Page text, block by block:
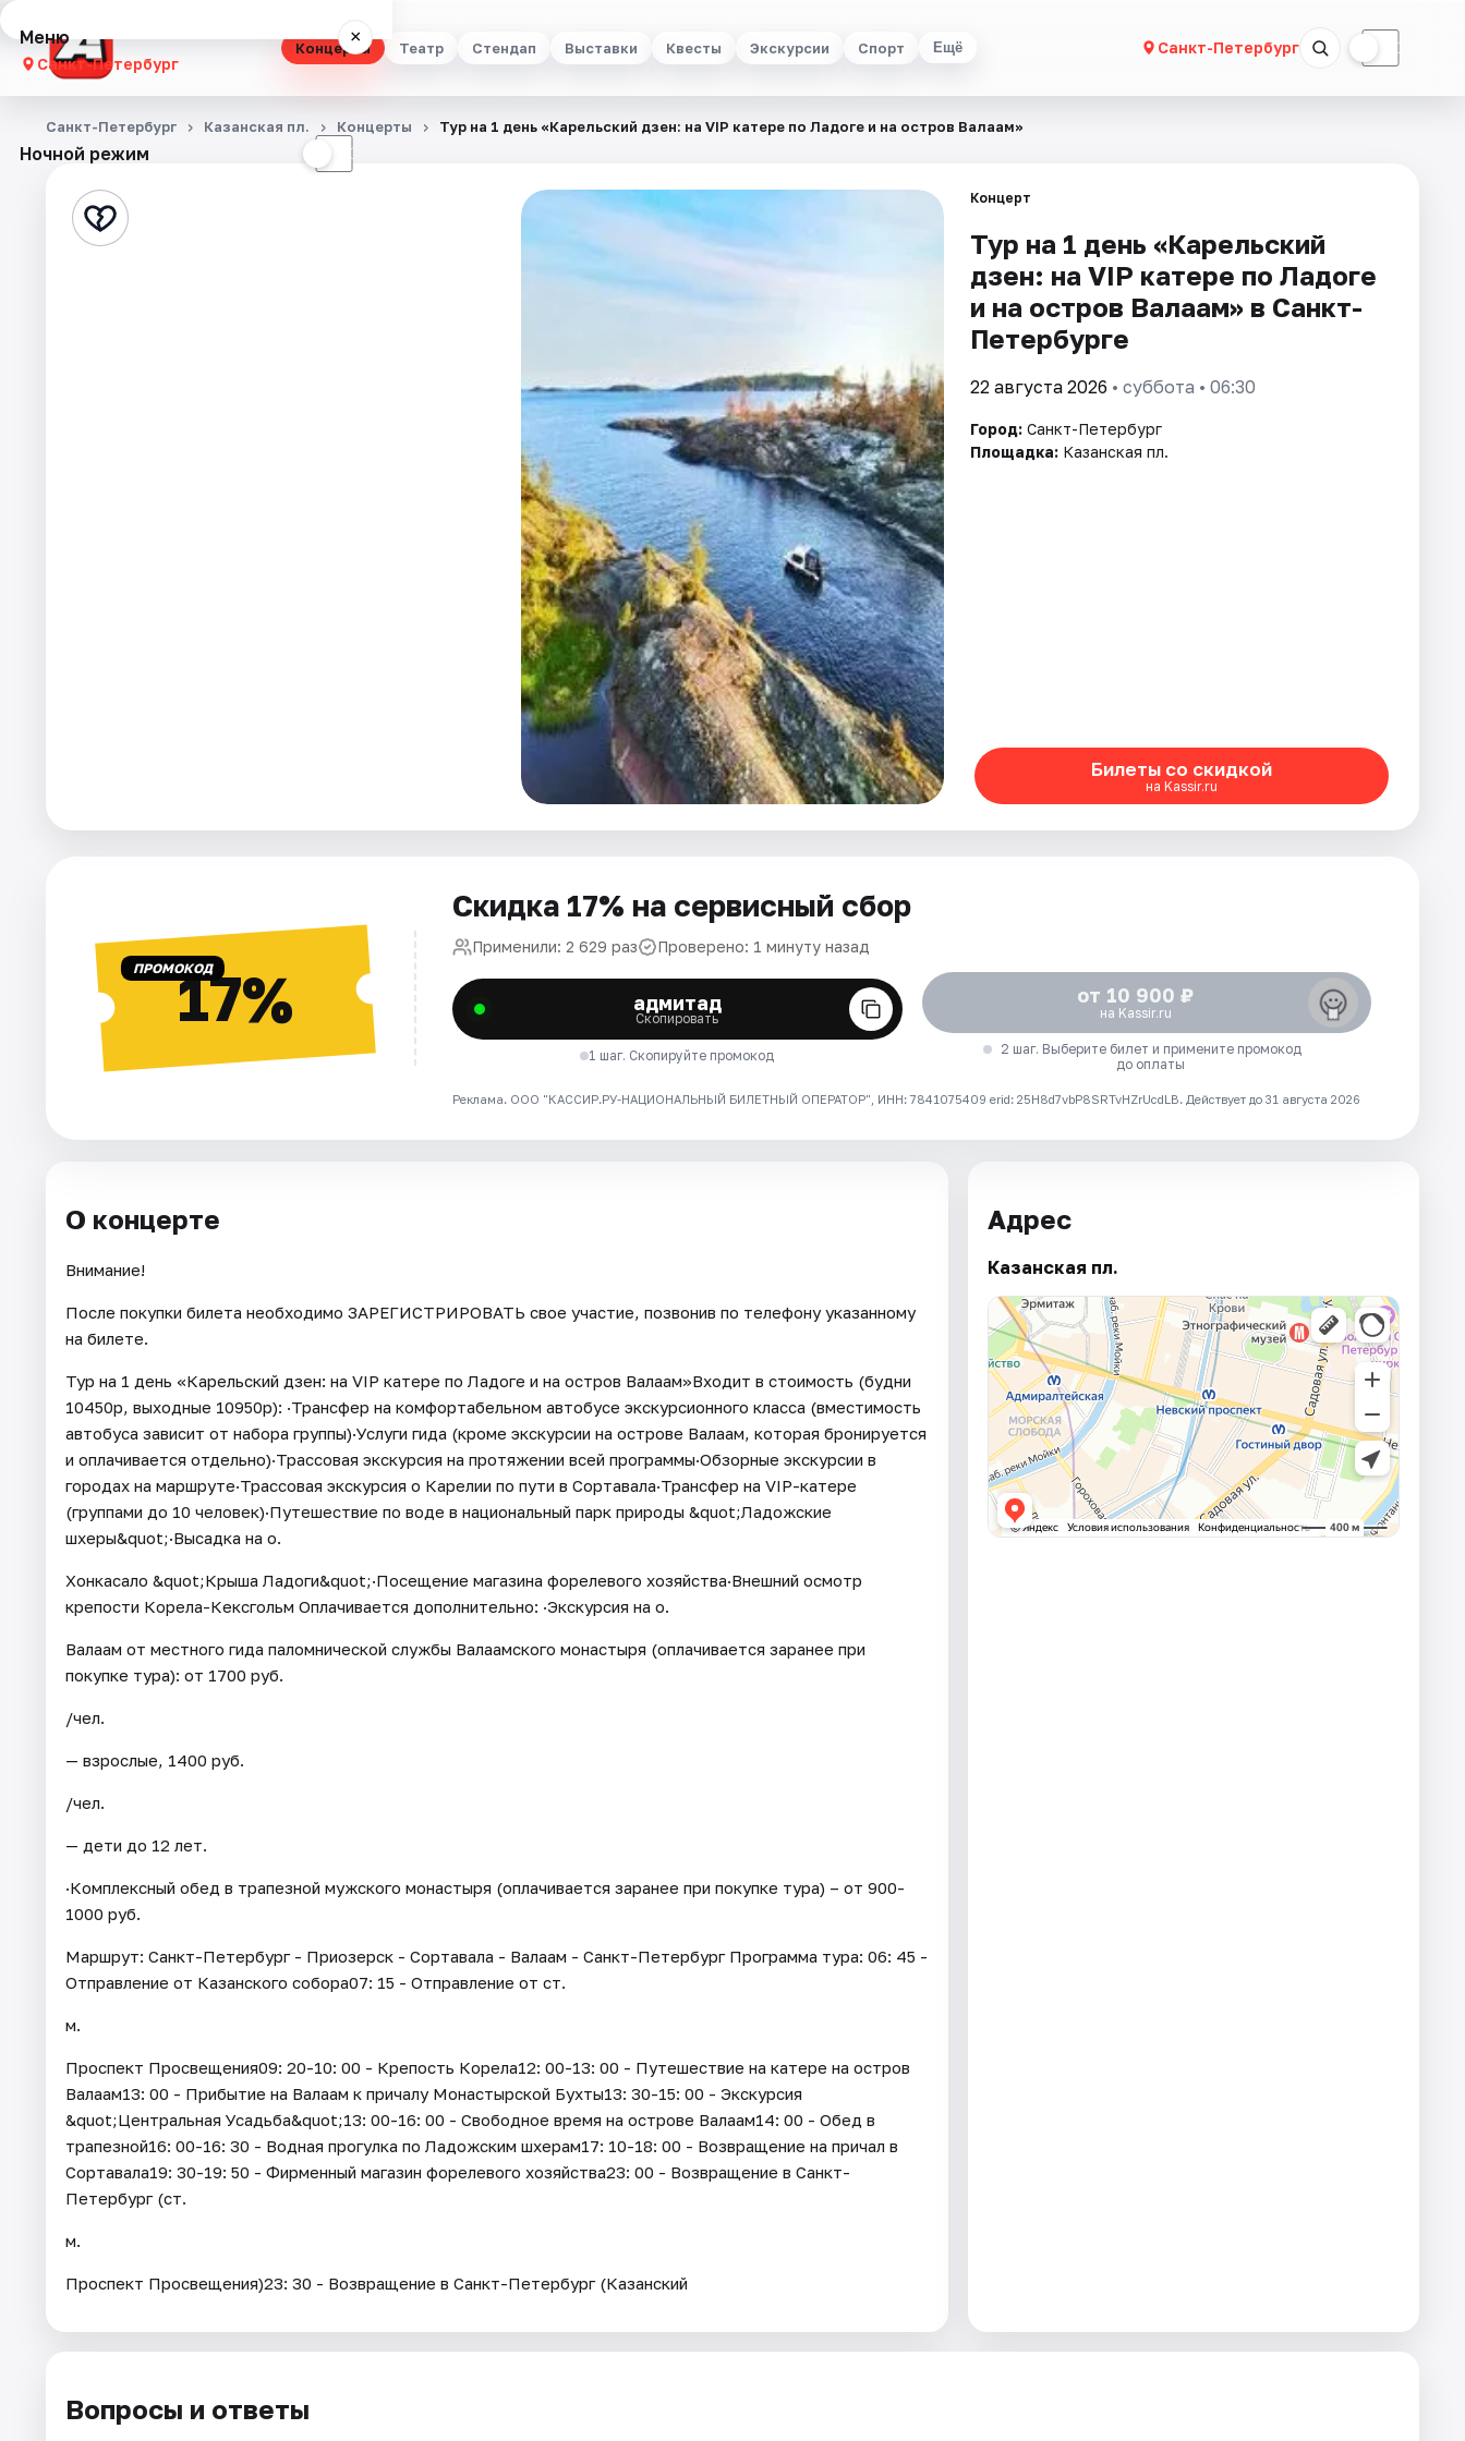
Концерты Театр Стендап Выставки Квесты Экскурсии Спорт Ещё Санкт-Петербург ☾
Меню ×
Санкт-Петербург
Концерты
Стендап
Ночной режим ☾
Санкт-Петербург Казанская пл. Концерты Тур на 1 день «Карельский дзен: на VIP катере по Ладоге и на остров Валаам»
Концерт
Тур на 1 день «Карельский
дзен: на VIP катере по Ладоге
и на остров Валаам» в Санкт-
Петербурге
22 августа 2026 • суббота • 06:30
Город: Санкт-Петербург
Площадка: Казанская пл.
Билеты со скидкой
на Kassir.ru
ПРОМОКОД17%
Скидка 17% на сервисный сбор
Применили: 2 629 раз Проверено: 1 минуту назад
адмитад
Скопировать
1 шаг. Скопируйте промокод
от 10 900 ₽
на Kassir.ru
2 шаг. Выберите билет и примените промокод
до оплаты
Реклама. ООО "КАССИР.РУ-НАЦИОНАЛЬНЫЙ БИЛЕТНЫЙ ОПЕРАТОР", ИНН: 7841075409 erid: 25H8d7vbP8SRTvHZrUcdLB. Действует до 31 августа 2026
О концерте
Внимание!
После покупки билета необходимо ЗАРЕГИСТРИРОВАТЬ свое участие, позвонив по телефону указанному
на билете.
Тур на 1 день «Карельский дзен: на VIP катере по Ладоге и на остров Валаам»Входит в стоимость (будни
10450р, выходные 10950р): ·Трансфер на комфортабельном автобусе экскурсионного класса (вместимость
автобуса зависит от набора группы)·Услуги гида (кроме экскурсии на острове Валаам, которая бронируется
и оплачивается отдельно)·Трассовая экскурсия на протяжении всей программы·Обзорные экскурсии в
городах на маршруте·Трассовая экскурсия о Карелии по пути в Сортавала·Трансфер на VIP-катере
(группами до 10 человек)·Путешествие по воде в национальный парк природы &quot;Ладожские
шхеры&quot;·Высадка на о.
Хонкасало &quot;Крыша Ладоги&quot;·Посещение магазина форелевого хозяйства·Внешний осмотр
крепости Корела-Кексгольм Оплачивается дополнительно: ·Экскурсия на о.
Валаам от местного гида паломнической службы Валаамского монастыря (оплачивается заранее при
покупке тура): от 1700 руб.
/чел.
— взрослые, 1400 руб.
/чел.
— дети до 12 лет.
·Комплексный обед в трапезной мужского монастыря (оплачивается заранее при покупке тура) – от 900-
1000 руб.
Маршрут: Санкт-Петербург - Приозерск - Сортавала - Валаам - Санкт-Петербург Программа тура: 06: 45 -
Отправление от Казанского собора07: 15 - Отправление от ст.
м.
Проспект Просвещения09: 20-10: 00 - Крепость Корела12: 00-13: 00 - Путешествие на катере на остров
Валаам13: 00 - Прибытие на Валаам к причалу Монастырской Бухты13: 30-15: 00 - Экскурсия
&quot;Центральная Усадьба&quot;13: 00-16: 00 - Свободное время на острове Валаам14: 00 - Обед в
трапезной16: 00-16: 30 - Водная прогулка по Ладожским шхерам17: 10-18: 00 - Возвращение на причал в
Сортавала19: 30-19: 50 - Фирменный магазин форелевого хозяйства23: 00 - Возвращение в Санкт-
Петербург (ст.
м.
Проспект Просвещения)23: 30 - Возвращение в Санкт-Петербург (Казанский
Адрес
Казанская пл.
Вопросы и ответы